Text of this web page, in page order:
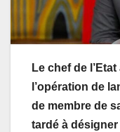
Le chef de
l’opération de
de membre de
tardé à